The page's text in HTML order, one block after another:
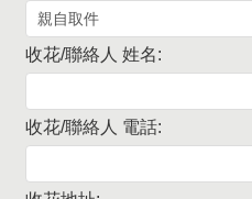
收花/聯絡人 姓名:
收花/聯絡人 電話: